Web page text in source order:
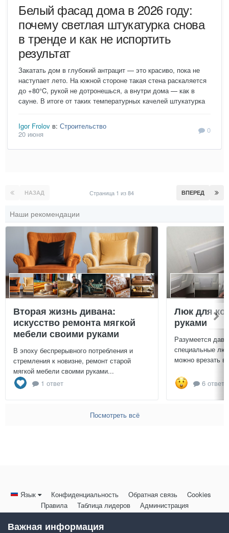
Белый фасад дома в 2026 году:
почему светлая штукатурка снова
в тренде и как не испортить
результат
Закатать дом в глубокий антрацит — это красиво, пока не
наступает лето. На южной стороне такая стена раскаляется
до +80°C, рукой не дотронешься, а внутри дома — как в
сауне. В итоге от таких температурных качелей штукатурка
Igor Frolov в: Строительство
20 июня
0
НАЗАД ВПЕРЕД
Страница 1 из 84
Наши рекомендации
Вторая жизнь дивана:
искусство ремонта мягкой
мебели своими руками
В эпоху беспрерывного потребления и
стремления к новизне, ремонт старой
мягкой мебели своими руками...
1 ответ
Люк для
руками
Разумеется
специальные
можно врезать
6
Посмотреть всё
Язык Конфиденциальность Обратная связь
Cookies
Правила
Таблица лидеров Администрация
Powered by Invision Community
Важная информация